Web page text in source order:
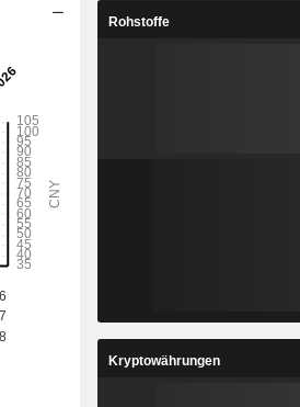
Rohstoffe
Kryptowährungen